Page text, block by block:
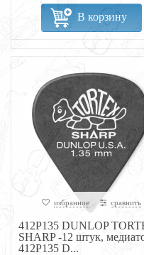
В корзину
избранное сравнить
412P135 DUNLOP
SHARP -12 штук,
412P135 D...